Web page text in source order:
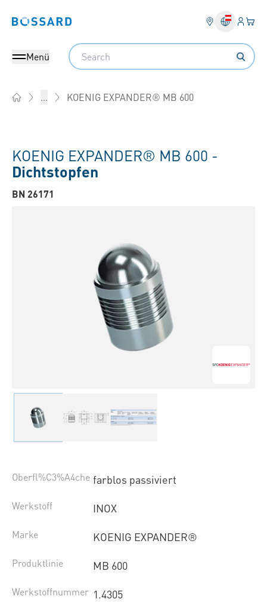
Bossard homepage Ihr
Menü
Search
... KOENIG EXPANDER® MB 600
KOENIG EXPANDER® MB 600 -
Dichtstopfen
BN 26171
Oberfl%C3%A4che farblos passiviert
Werkstoff INOX
Marke KOENIG EXPANDER®
Produktlinie MB 600
Werkstoffnummer 1.4305